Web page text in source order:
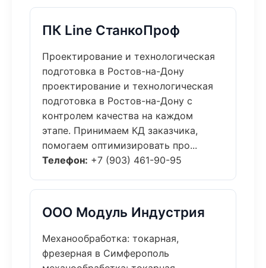
ПК Line СтанкоПроф
Проектирование и технологическая
подготовка в Ростов-на-Дону
проектирование и технологическая
подготовка в Ростов-на-Дону с
контролем качества на каждом
этапе. Принимаем КД заказчика,
помогаем оптимизировать про...
Телефон: +7 (903) 461-90-95
ООО Модуль Индустрия
Механообработка: токарная,
фрезерная в Симферополь